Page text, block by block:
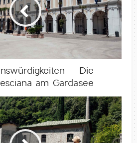
– Die
am Gardasee